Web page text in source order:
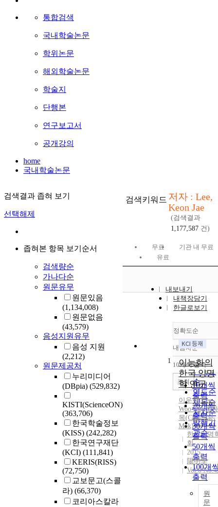
통합검색
국내학술논문
학위논문
해외학술논문
학술지
단행본
연구보고서
공개강의
home
국내학술논문
검색결과 좁혀 보기
선택해제
좁혀본 항목 보기순서
검색량순
가나다순
원문유무
원문있음
(1,134,008)
원문없음
(43,579)
음성지원유무
음성 지원
(2,212)
원문제공처
누리미디어
(DBpia) (529,832)
KISTI(ScienceON)
(363,706)
한국학술정보
(KISS) (242,282)
한국연구재단
(KCI) (111,841)
KERIS(RISS)
(72,750)
교보문고(스콜
라) (66,370)
코리아스칼라
검색키워드 저자 : Lee,
Keon Jae
(검색결과
1,177,587 건)
무료
기관 내 무료
유료
내보내기
내책장담기
한글로보기
정확도순
정확도
순
인기도
순
연도순
제목순
저자순
발행기
관순
내림차순
내림차
10개씩 출력
10개씩
출력
20개씩
출력
30개씩
출력
50개씩
출력
100개
출력
조회
1
이능화의
한국 양명
학 연구
이우진(Lee,
Woo-Jin),최
목(Choi, Jae-
Mok)
한국양명
회
2015
陽明學
Vol.0
원
문